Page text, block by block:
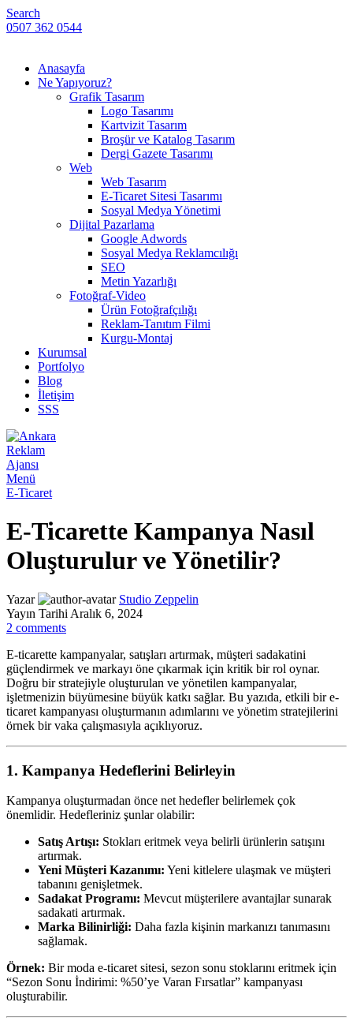
Search
0507 362 0544
Anasayfa
Ne Yapıyoruz?
Grafik Tasarım
Logo Tasarımı
Kartvizit Tasarım
Broşür ve Katalog Tasarım
Dergi Gazete Tasarımı
Web
Web Tasarım
E-Ticaret Sitesi Tasarımı
Sosyal Medya Yönetimi
Dijital Pazarlama
Google Adwords
Sosyal Medya Reklamcılığı
SEO
Metin Yazarlığı
Fotoğraf-Video
Ürün Fotoğrafçılığı
Reklam-Tanıtım Filmi
Kurgu-Montaj
Kurumsal
Portfolyo
Blog
İletişim
SSS
Menü
E-Ticaret
E-Ticarette Kampanya Nasıl
Oluşturulur ve Yönetilir?
Yazar
Studio Zeppelin
Yayın Tarihi Aralık 6, 2024
2 comments
E-ticarette kampanyalar, satışları artırmak, müşteri sadakatini
güçlendirmek ve markayı öne çıkarmak için kritik bir rol oynar.
Doğru bir stratejiyle oluşturulan ve yönetilen kampanyalar,
işletmenizin büyümesine büyük katkı sağlar. Bu yazıda, etkili bir e-
ticaret kampanyası oluşturmanın adımlarını ve yönetim stratejilerini
örnek bir vaka çalışmasıyla açıklıyoruz.
1. Kampanya Hedeflerini Belirleyin
Kampanya oluşturmadan önce net hedefler belirlemek çok
önemlidir. Hedefleriniz şunlar olabilir:
Satış Artışı: Stokları eritmek veya belirli ürünlerin satışını
artırmak.
Yeni Müşteri Kazanımı: Yeni kitlelere ulaşmak ve müşteri
tabanını genişletmek.
Sadakat Programı: Mevcut müşterilere avantajlar sunarak
sadakati artırmak.
Marka Bilinirliği: Daha fazla kişinin markanızı tanımasını
sağlamak.
Örnek: Bir moda e-ticaret sitesi, sezon sonu stoklarını eritmek için
“Sezon Sonu İndirimi: %50’ye Varan Fırsatlar” kampanyası
oluşturabilir.